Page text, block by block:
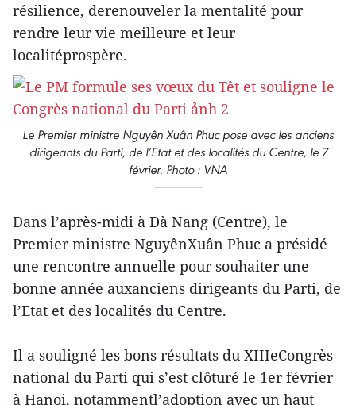
résilience, derenouveler la mentalité pour
rendre leur vie meilleure et leur
localitéprospère.
Le Premier ministre Nguyên Xuân Phuc pose avec les anciens
dirigeants du Parti, de l’Etat et des localités du Centre, le 7
février. Photo : VNA
Dans l’après-midi à Dà Nang (Centre), le
Premier ministre NguyênXuân Phuc a présidé
une rencontre annuelle pour souhaiter une
bonne année auxanciens dirigeants du Parti, de
l’Etat et des localités du Centre.
Il a souligné les bons résultats du XIIIeCongrès
national du Parti qui s’est clôturé le 1er février
à Hanoi, notammentl’adoption avec un haut